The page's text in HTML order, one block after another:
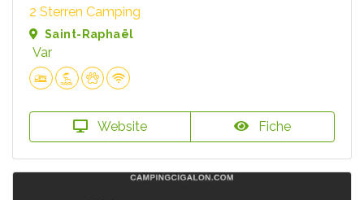
2 Sterren Camping
Saint-Raphaël
Var
Website Fiche